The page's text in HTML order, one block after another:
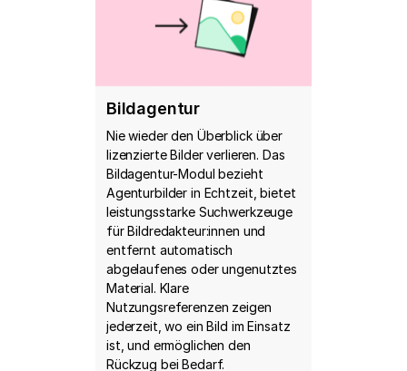
Bildagentur
Nie wieder den Überblick über
lizenzierte Bilder verlieren. Das
Bildagentur-Modul bezieht
Agenturbilder in Echtzeit, bietet
leistungsstarke Suchwerkzeuge
für Bildredakteur:innen und
entfernt automatisch
abgelaufenes oder ungenutztes
Material. Klare
Nutzungsreferenzen zeigen
jederzeit, wo ein Bild im Einsatz
ist, und ermöglichen den
Rückzug bei Bedarf.